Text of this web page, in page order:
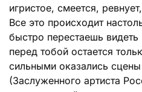
игристое, смеется,
Все это происходит
быстро перестаешь
перед тобой остается
сильными оказались
(Заслуженного артиста